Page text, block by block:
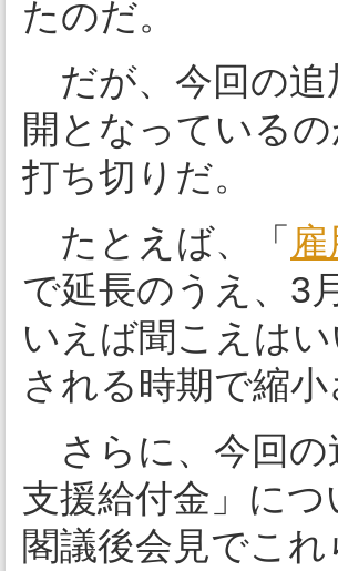
たのだ。
だが、今回の追
開となっている
打ち切りだ。
たとえば、「
で延長のうえ、3
いえば聞こえは
される時期で縮
さらに、今回の
支援給付金」に
閣議後会見でこ